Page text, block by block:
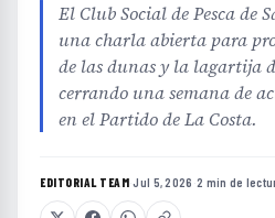
El Club Social de Pesca de
una charla abierta para
de las dunas y la lagartija
cerrando una semana de
en el Partido de La Costa.
EDITORIAL TEAM·Jul 5, 2026 ·2 min de